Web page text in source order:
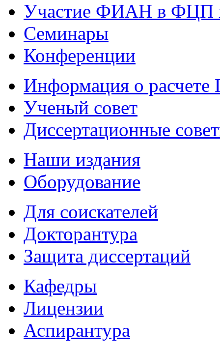
Участие ФИАН в ФЦП
Семинары
Конференции
Информация о
Ученый совет
Диссертационные
Наши издания
Оборудование
Для соискателей
Докторантура
Защита диссертаций
Кафедры
Лицензии
Аспирантура